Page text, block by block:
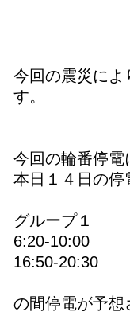
今回の震災によ
す。
今回の輪番停電
本日１４日の停
グループ１
6:20-10:00
16:50-20:30
の間停電が予想